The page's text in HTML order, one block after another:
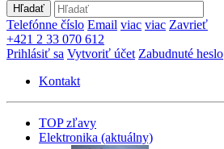
Hľadať
Telefónne číslo Email viac viac Zavrieť
+421 2 33 070 612
Prihlásiť sa Vytvoriť účet Zabudnuté heslo
Kontakt
TOP zľavy
Elektronika (aktuálny)